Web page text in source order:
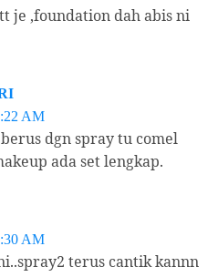
je ,foundation dah abis ni
AM
dgn spray tu comel
ada set lengkap.
AM
terus cantik kannn